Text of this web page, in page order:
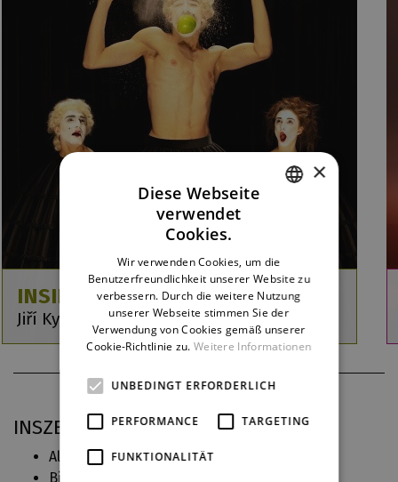
INSIDE
Jiří Kylián / Petr Zuska / Jiří Pokorný
INSZENIERUNGSPRAXIS BEI DJKT
Alenka v říši divů(2019)Pohybová spolupráce
Billy Elliot
GERMAN
×
Diese Webseite
verwendet
Cookies.
Wir verwenden Cookies, um die
Benutzerfreundlichkeit unserer Website zu
verbessern. Durch die weitere Nutzung
unserer Webseite stimmen Sie der
Verwendung von Cookies gemäß unserer
Cookie-Richtlinie zu. Weitere Informationen
UNBEDINGT ERFORDERLICH
PERFORMANCE TARGETING
FUNKTIONALITÄT